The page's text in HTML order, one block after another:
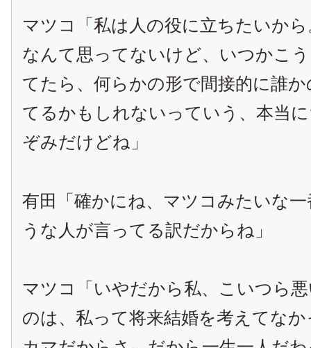
マツコ「私は人の役に立ちたいか
なんて思ってないけど、いつかこ
てたら、何らかの形で間接的に誰
てるかもしれないっていう、本当
ぞみだけどね」
有田「確かにね、マツコみたいな
うな人が言ってる訳だからね」
マツコ「いやだから私、こいつら
のは、私って将来結婚を考えてな